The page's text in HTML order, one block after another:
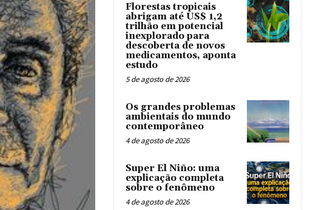
Florestas tropicais
abrigam até US$ 1,2
trilhão em potencial
inexplorado para
descoberta de novos
medicamentos, aponta
estudo
5 de agosto de 2026
Os grandes problemas
ambientais do mundo
contemporâneo
4 de agosto de 2026
Super El Niño: uma
explicação completa
sobre o fenômeno
4 de agosto de 2026